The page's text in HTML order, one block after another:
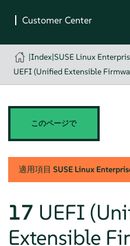
|Index|SUSE Linux
UEFI (Unified Extensible
このページで
適用項目 SUSE Linux
17 UEFI
Extensible